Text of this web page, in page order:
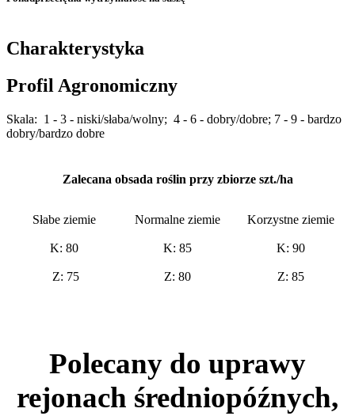
Charakterystyka
Profil Agronomiczny
Skala: 1 - 3 - niski/słaba/wolny; 4 - 6 - dobry/dobre; 7 - 9 - bardzo
dobry/bardzo dobre
Zalecana obsada roślin przy zbiorze szt./ha
Słabe ziemie Normalne ziemie Korzystne ziemie
K: 80 K: 85 K: 90
Z: 75 Z: 80 Z: 85
Polecany do uprawy
rejonach średniopóźnych,